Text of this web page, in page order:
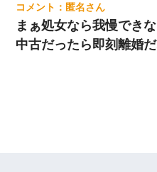
匿名
まぁ処女なら我慢できな
中古だったら即刻離婚だ